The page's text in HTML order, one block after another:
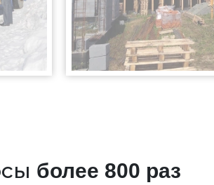
более 800 раз